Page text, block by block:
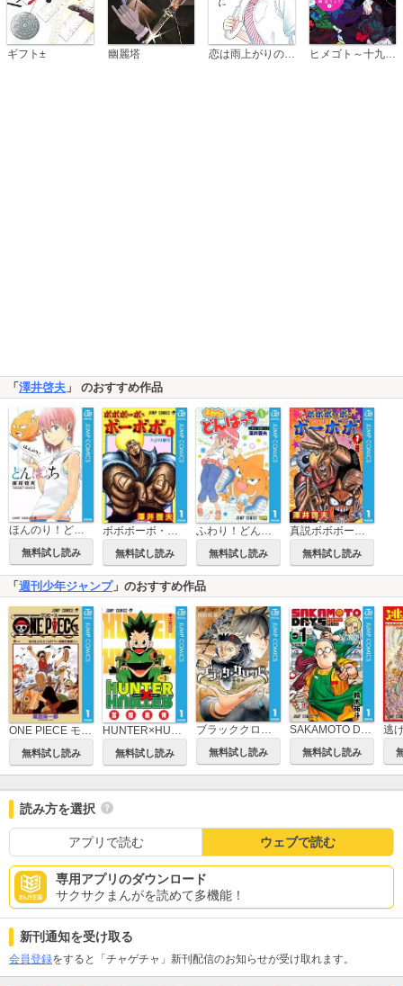
ギフト± 幽麗塔 恋は雨上がりのように ヒメゴト～十九歳の制服～
「 澤井啓夫 」 のおすすめ作品
ほんのり！どんぱっち
無料試し読み
ボボボーボ・ボーボボ
無料試し読み
ふわり！どんぱっち
無料試し読み
真説ボボボーボ・ボーボボ
無料試し読み
「 週刊少年ジャンプ」のおすすめ作品
無料試し読み 無料試し読み
ブラッククローバー
無料試し読み
SAKAMOTO DAYS
無料試し読み
逃
読み方を選択
アプリで読む ウェブで読む
専用アプリのダウンロード
サクサクまんがを読めて多機能！
新刊通知を受け取る
会員登録をすると「チャゲチャ」新刊配信のお知らせが受け取れます。